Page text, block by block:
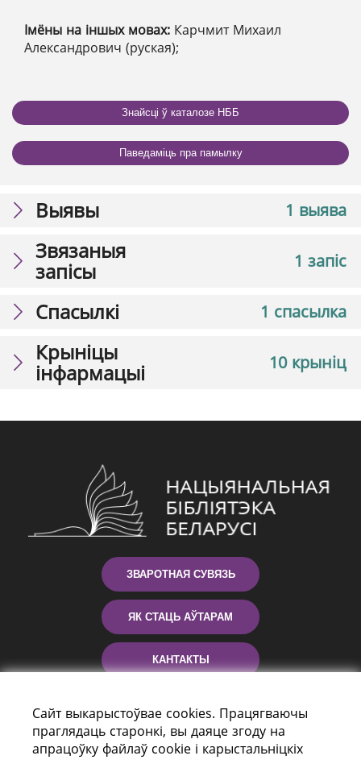
Імёны на іншых мовах: Карчмит Михаил
Александрович (руская);
Знайсці ў каталозе НББ
Паведаміць пра памылку
1 выява
Выявы
1 запіс
Звязаныя
запісы
1 спасылка
Спасылкі
10 крыніц
Крыніцы
інфармацыі
ЗВАРОТНАЯ СУВЯЗЬ
ЯК СТАЦЬ АЎТАРАМ
КАНТАКТЫ
Сайт выкарыстоўвае cookies. Працягваючы
праглядаць старонкі, вы даяце згоду на
апрацоўку файлаў cookie і карыстальніцкіх